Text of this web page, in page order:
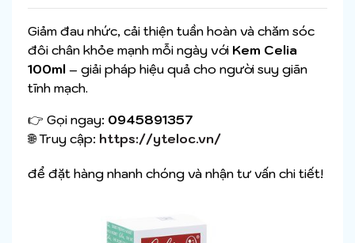
Giảm đau nhức, cải thiện tuần hoàn và chăm sóc
đôi chân khỏe mạnh mỗi ngày với Kem Celia
100ml – giải pháp hiệu quả cho người suy giãn
tĩnh mạch.
👉 Gọi ngay: 0945891357
🌐 Truy cập: https://yteloc.vn/
để đặt hàng nhanh chóng và nhận tư vấn chi tiết!